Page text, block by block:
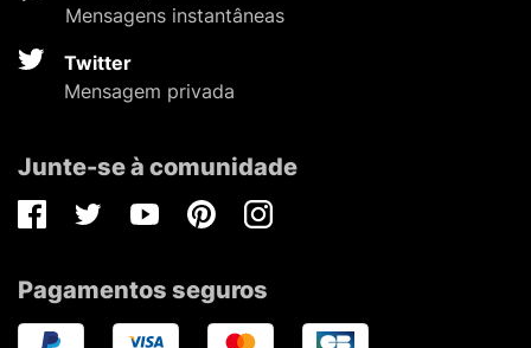
Mensagens instantâneas
Twitter
Mensagem privada
Junte-se à comunidade
FacebookTwitterYoutubePinterestInstagram
Pagamentos seguros